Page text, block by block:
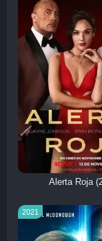
Alerta Roja
2021